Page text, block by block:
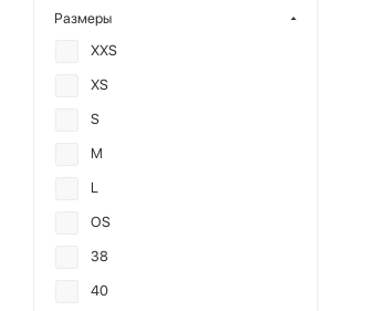
Размеры
XXS
XS
S
M
L
OS
38
40